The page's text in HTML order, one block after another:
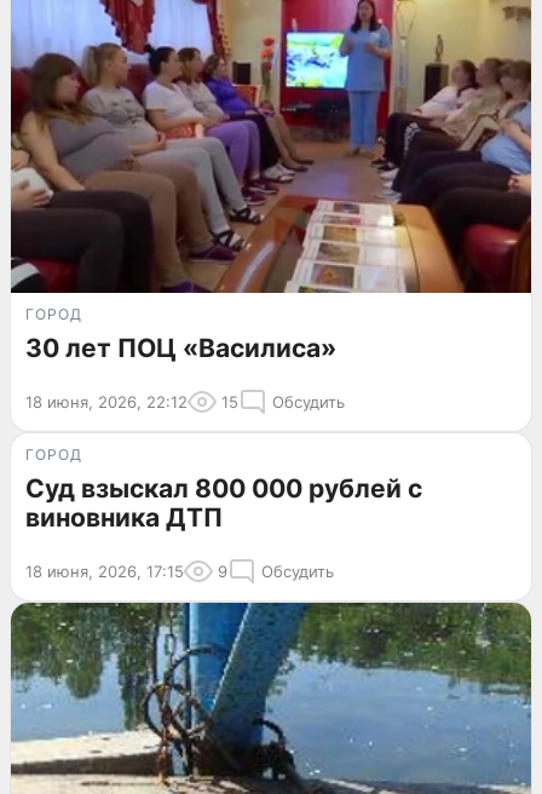
ГОРОД
30 лет ПОЦ «Василиса»
18 июня, 2026, 22:12 15 Обсудить
ГОРОД
Суд взыскал 800 000 рублей с
виновника ДТП
18 июня, 2026, 17:15 9 Обсудить